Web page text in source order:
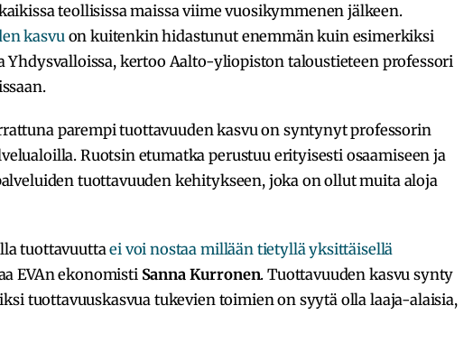
teollisissa maissa viime vuosikymmenen jälkeen.
kasvu on kuitenkin hidastunut enemmän kuin esimerkiksi
Yhdysvalloissa, kertoo Aalto-yliopiston taloustieteen professori
parempi tuottavuuden kasvu on syntynyt professorin
Ruotsin etumatka perustuu erityisesti osaamiseen ja
tuottavuuden kehitykseen, joka on ollut muita aloja
tuottavuuttaei voi nostaa millään tietyllä yksittäisellä
EVAn ekonomisti Sanna Kurronen. Tuottavuuden kasvu synty
tuottavuuskasvua tukevien toimien on syytä olla laaja-alaisia,